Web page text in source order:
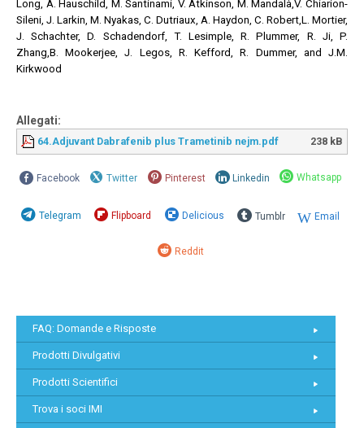
Long, A. Hauschild, M. Santinami, V. Atkinson, M. Mandalà,V. Chiarion-
Sileni, J. Larkin, M. Nyakas, C. Dutriaux, A. Haydon, C. Robert,L. Mortier,
J. Schachter, D. Schadendorf, T. Lesimple, R. Plummer, R. Ji, P.
Zhang,B. Mookerjee, J. Legos, R. Kefford, R. Dummer, and J.M.
Kirkwood
Allegati:
64.Adjuvant Dabrafenib plus Trametinib nejm.pdf 238 kB
Facebook Twitter Pinterest Linkedin Whatsapp
Telegram Flipboard Delicious Tumblr Email
Reddit
FAQ: Domande e Risposte
Prodotti Divulgativi
Prodotti Scientifici
Trova i soci IMI